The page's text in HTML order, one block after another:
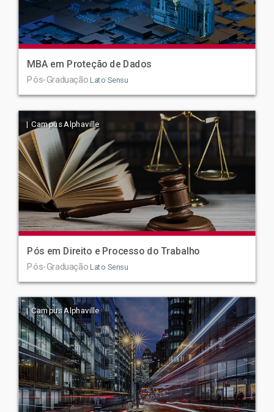
MBA em Proteção de Dados
Pós-Graduação Lato Sensu
| Campus Alphaville
Pós em Direito e Processo do Trabalho
Pós-Graduação Lato Sensu
| Campus Alphaville